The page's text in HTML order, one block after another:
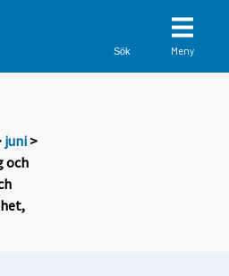
Sök Meny
juni >
och